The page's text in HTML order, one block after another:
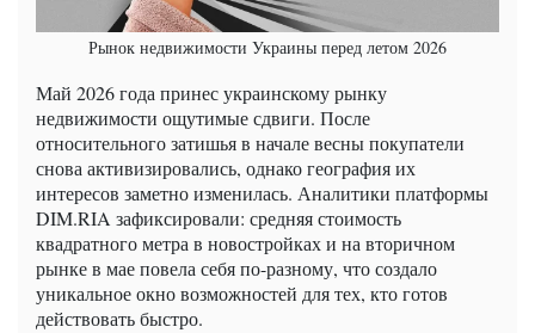
Рынок недвижимости Украины перед летом 2026
Май 2026 года принес украинскому рынку
недвижимости ощутимые сдвиги. После
относительного затишья в начале весны покупатели
снова активизировались, однако география их
интересов заметно изменилась. Аналитики платформы
DIM.RIA зафиксировали: средняя стоимость
квадратного метра в новостройках и на вторичном
рынке в мае повела себя по-разному, что создало
уникальное окно возможностей для тех, кто готов
действовать быстро.